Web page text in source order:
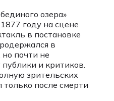
озера»
году на сцене
в постановке
в
почти не
публики и критиков.
зрительских
только после смерти